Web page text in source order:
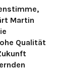
Martin
Qualität